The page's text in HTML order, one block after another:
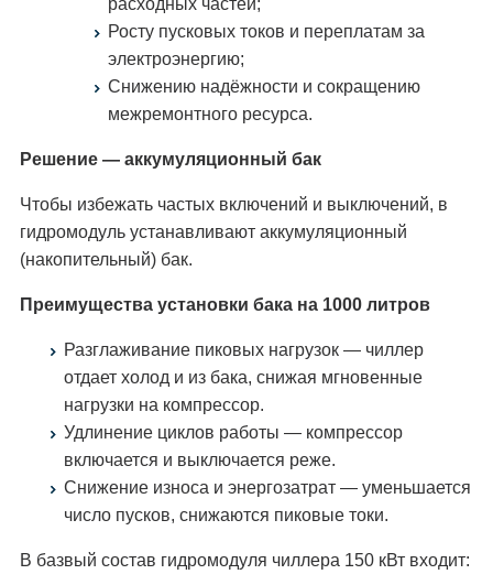
расходных частей;
Росту пусковых токов и переплатам за
электроэнергию;
Снижению надёжности и сокращению
межремонтного ресурса.
Решение — аккумуляционный бак
Чтобы избежать частых включений и выключений, в
гидромодуль устанавливают аккумуляционный
(накопительный) бак.
Преимущества установки бака на 1000 литров
Разглаживание пиковых нагрузок — чиллер
отдает холод и из бака, снижая мгновенные
нагрузки на компрессор.
Удлинение циклов работы — компрессор
включается и выключается реже.
Снижение износа и энергозатрат — уменьшается
число пусков, снижаются пиковые токи.
В базвый состав гидромодуля чиллера 150 кВт входит: